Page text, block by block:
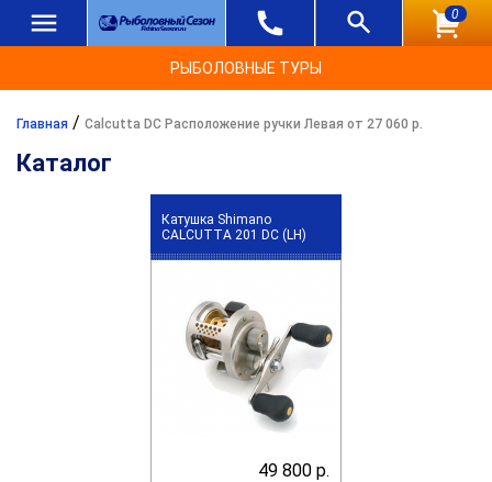
0
РЫБОЛОВНЫЕ ТУРЫ
Главная / Calcutta DC Расположение ручки Левая от 27 060 р.
Каталог
Катушка Shimano
CALCUTTA 201 DC (LH)
49 800 р.